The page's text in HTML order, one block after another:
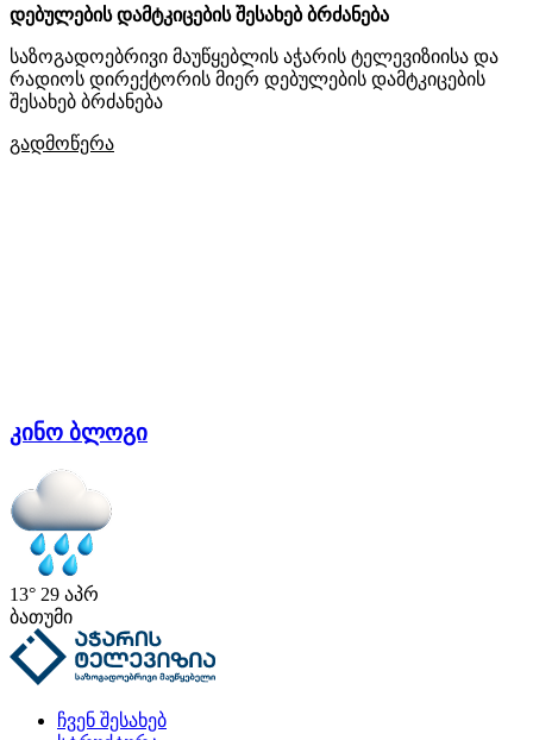
დებულების დამტკიცების შესახებ ბრძანება
საზოგადოებრივი მაუწყებლის აჭარის ტელევიზიისა და
რადიოს დირექტორის მიერ დებულების დამტკიცების
შესახებ ბრძანება
გადმოწერა
კინო ბლოგი
13° 29 აპრ
ბათუმი
ჩვენ შესახებ